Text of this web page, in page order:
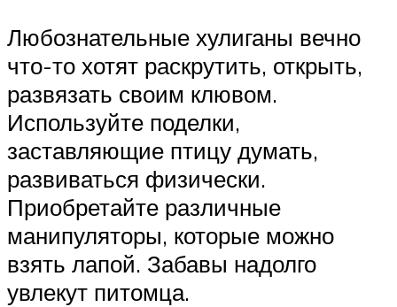
Любознательные хулиганы вечно
что-то хотят раскрутить, открыть,
развязать своим клювом.
Используйте поделки,
заставляющие птицу думать,
развиваться физически.
Приобретайте различные
манипуляторы, которые можно
взять лапой. Забавы надолго
увлекут питомца.